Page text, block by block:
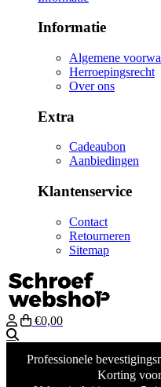
Informatie
Algemene
Herroepingsrecht
Over ons
Extra
Cadeaubon
Aanbiedingen
Klantenservice
Contact
Retourneren
Sitemap
€0,00
Professionele
Korting